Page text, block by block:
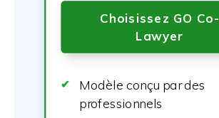
Choisissez GO Co-
Lawyer
Modèle conçu par des
professionnels